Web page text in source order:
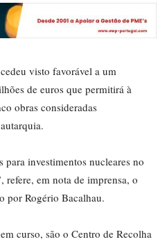
visto favorável a um
de euros que permitirá à
obras consideradas
para investimentos nucleares no
em nota de imprensa, o
por Rogério Bacalhau.
curso, são o Centro de Recolha